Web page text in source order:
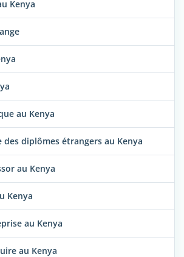
Kenya
au Kenya
des diplômes étrangers au Kenya
au Kenya
Kenya
au Kenya
au Kenya